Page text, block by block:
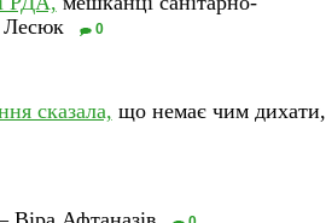
Лесюк
0
сказала, що немає чим дихати,